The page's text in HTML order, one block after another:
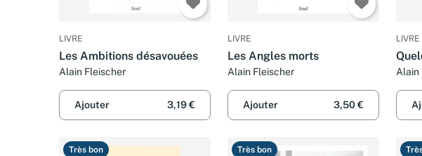
LIVRE
Les Ambitions désavouées
Alain Fleischer
Ajouter 3,19 €
LIVRE
Les Angles morts
Alain Fleischer
Ajouter 3,50 €
LIVRE
Alain
Très bon Très bon